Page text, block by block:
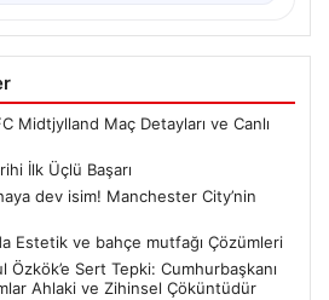
Midtjylland Maç Detayları ve Canlı
İlk Üçlü Başarı
dev isim! Manchester City’nin
Estetik ve bahçe mutfağı Çözümleri
Özkök’e Sert Tepki: Cumhurbaşkanı
Ahlaki ve Zihinsel Çöküntüdür